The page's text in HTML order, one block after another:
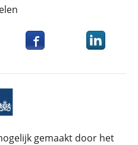
op Bluesky
Deel dit item opDeel dit
gemaakt door het